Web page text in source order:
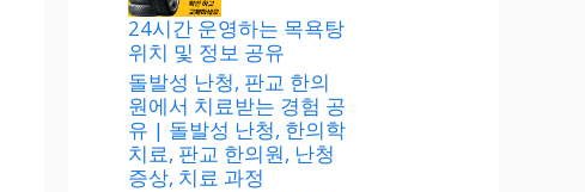
24시간 운영하는 목욕탕
위치 및 정보 공유
돌발성 난청, 판교 한의
원에서 치료받는 경험 공
유 | 돌발성 난청, 한의학
치료, 판교 한의원, 난청
증상, 치료 과정